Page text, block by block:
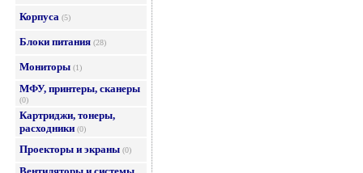
Корпуса (5)
Блоки питания (28)
Мониторы (1)
МФУ, принтеры, сканеры
(0)
Картриджи, тонеры,
расходники (0)
Проекторы и экраны (0)